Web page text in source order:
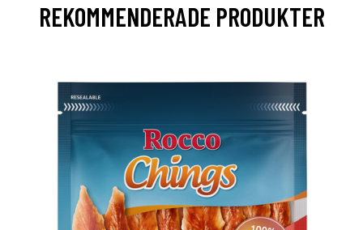
REKOMMENDERADE PRODUKTER